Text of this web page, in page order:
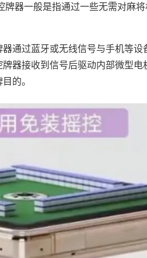
牌器一般是指通过一些无需对麻
通过蓝牙或无线信号与手机等设
器接收到信号后驱动内部微型电
的。